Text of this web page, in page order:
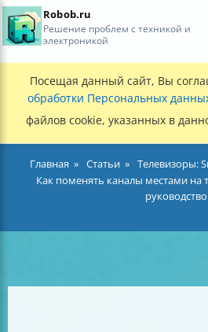
Robob.ru
Решение проблем с техникой и
электроникой
Посещая данный сайт, Вы
обработки Персональных
файлов cookie, указанных в
Главная Статьи
Телевизоры:
Как поменять каналы местами на
руководство